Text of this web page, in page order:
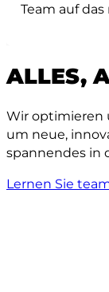
Team auf
ALLES,
Wir optimieren
um neue,
spannendes in
Lernen Sie